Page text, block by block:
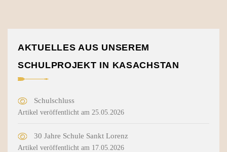
AKTUELLES AUS UNSEREM
SCHULPROJEKT IN KASACHSTAN
Schulschluss
Artikel veröffentlicht am 25.05.2026
30 Jahre Schule Sankt Lorenz
Artikel veröffentlicht am 17.05.2026